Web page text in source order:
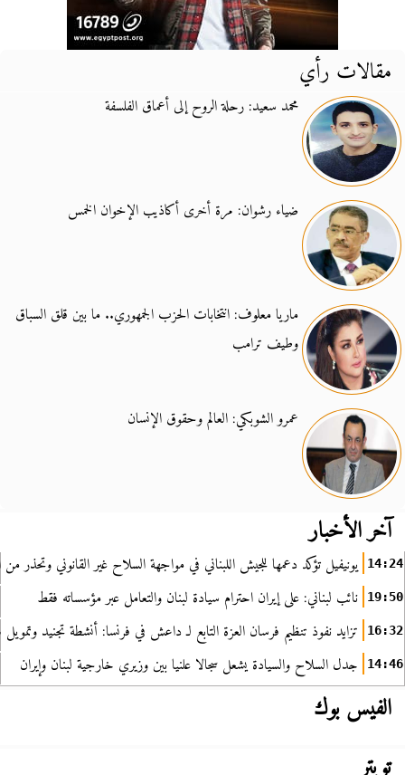
مقالات رأي
محمد سعيد: رحلة الروح إلى أعماق الفلسفة
ضياء رشوان: مرة أخرى أكاذيب الإخوان الخمس
ماريا معلوف: انتخابات الحزب الجمهوري.. ما بين قلق السباق
وطيف ترامب
عمرو الشوبكي: العالم وحقوق الإنسان
آخر الأخبار
14:24 يونيفيل تؤكد دعمها للجيش اللبناني في مواجهة السلاح غير القانوني وتحذر من
19:50 نائب لبناني: على إيران احترام سيادة لبنان والتعامل عبر مؤسساته فقط
16:32 تزايد نفوذ تنظيم فرسان العزة التابع لـ داعش في فرنسا: أنشطة تجنيد
14:46 جدل السلاح والسيادة يشعل سجالا علنيا بين وزيري خارجية لبنان وإيران
الفيس بوك